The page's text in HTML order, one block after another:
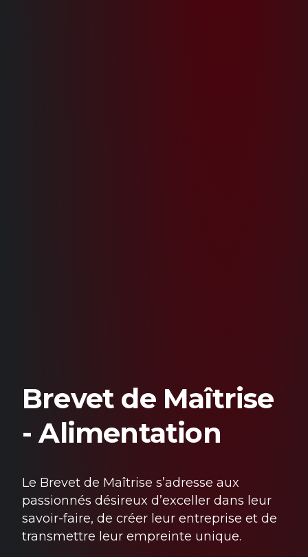
Brevet de Maîtrise
- Alimentation
Le Brevet de Maîtrise s’adresse aux
passionnés désireux d’exceller dans leur
savoir-faire, de créer leur entreprise et de
transmettre leur empreinte unique.